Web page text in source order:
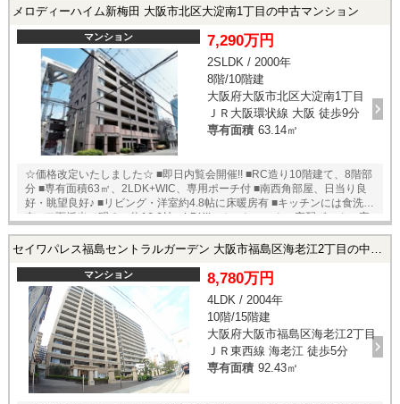
2基新設しております ■リビング横の洋室はリビングと繋げてお使い頂け
15階建、14階部分♪ ◆南向きバルコニーにつき日当たり良好♪ ◆オートロ
ック ◆宅配ボックス、トランクルーム有 ◆鷺洲小学校・鷺洲上公園が隣
接♪ ◆小学校が目の前ですのでお子様の通学も安心♪ ◆スーパーKOHYOま
で徒歩2分、奥様にもうれしい立地ですね♪ ◎ご案内・物件パンフレット
のご請求はお気軽にどうぞ♪ ★即日内覧可能物件！お好きな日時でご内覧
可能！★ 当店までお電話いただくか、もしくは24時間対応可能「内覧予
約・お問い合わせ」フォームよりお問い合わせ下さい！ ※当社ではネッ
トで他社様が広告している物件も同時に紹介・案内可能です。 併せて内
覧を希望される際は、物件名を担当者までお申し付け下さい。
メロディーハイム新梅田 大阪市北区大淀南1丁目の中古マンション
マンション 7,290万円
2SLDK / 2000年
8階/10階建
大阪府大阪市北区大淀南1丁目
ＪＲ大阪環状線 大阪 徒歩9分
専有面積 63.14㎡
☆価格改定いたしました☆ ■即日内覧会開催!! ■RC造り10階建て、8階部
分 ■専有面積63㎡、2LDK+WIC、専用ポーチ付 ■南西角部屋、日当り良
好・眺望良好♪ ■リビング・洋室約4.8帖に床暖房有 ■キッチンには食洗機
有 ■二面採光で明るい約16.6帖のLDK!! ■オートロック・宅配ボックス完
話いただくか、もしくは24時間対応可能「内覧予約・お問い合わせ」フ
致します。ご来店が困難な場合は、ご希望場所でのお待ち合わせも可能
です。
セイワパレス福島セントラルガーデン 大阪市福島区海老江2丁目の中古マンション
マンション 8,780万円
4LDK / 2004年
10階/15階建
大阪府大阪市福島区海老江2丁目
ＪＲ東西線 海老江 徒歩5分
専有面積 92.43㎡